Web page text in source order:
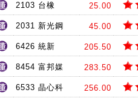
2103 台橡 25.00
2031 新光鋼 45.00
6426 統新 205.50
8454 富邦媒 283.50
6533 晶心科 256.00